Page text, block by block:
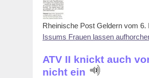
Rheinische Post Geldern vom 6.
Issums Frauen lassen
ATV II knickt auch
nicht ein